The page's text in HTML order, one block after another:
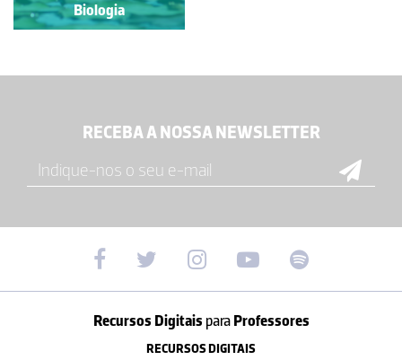
Biologia
RECEBA A NOSSA NEWSLETTER
Recursos Digitais paraProfessores
RECURSOS DIGITAIS